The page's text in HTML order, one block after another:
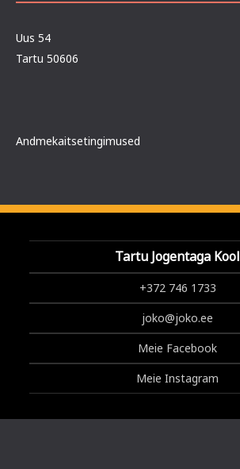
Uus 54
Tartu 50606
Andmekaitsetingimused
Tartu Jogentaga Kool
+372 746 1733
joko@joko.ee
Meie Facebook
Meie Instagram